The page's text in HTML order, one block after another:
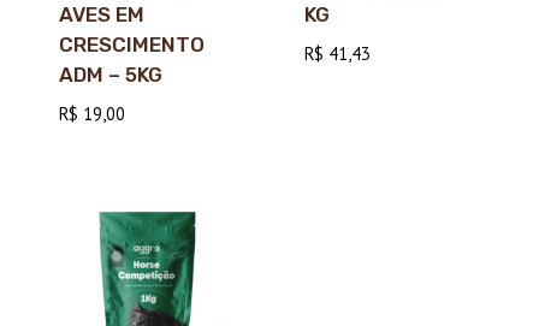
AVES EM
CRESCIMENTO
ADM – 5KG
R$ 19,00
KG
R$ 41,43